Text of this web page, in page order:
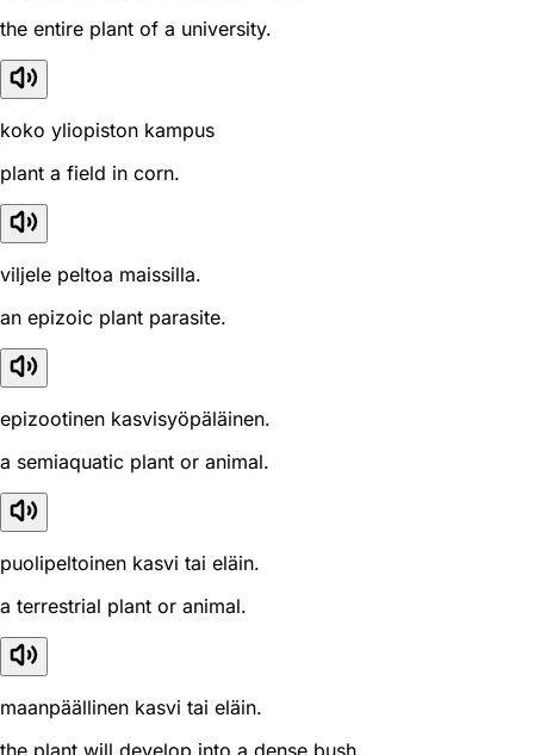
the entire plant of a university.
koko yliopiston kampus
plant a field in corn.
viljele peltoa maissilla.
an epizoic plant parasite.
epizootinen kasvisyöpäläinen.
a semiaquatic plant or animal.
puolipeltoinen kasvi tai eläin.
a terrestrial plant or animal.
maanpäällinen kasvi tai eläin.